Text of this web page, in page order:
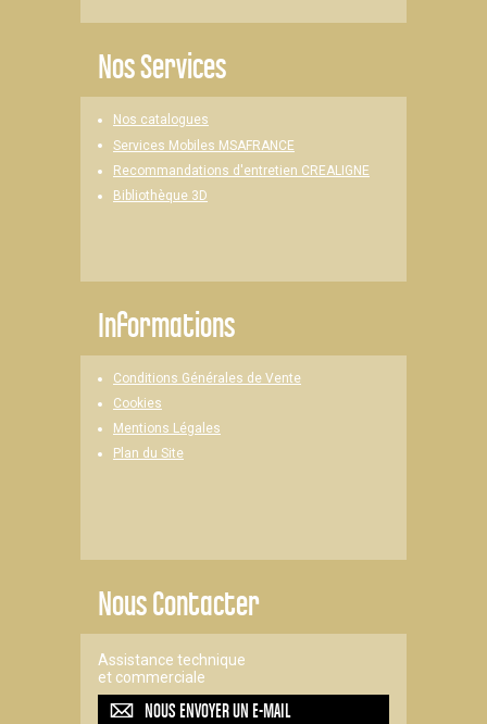
Nos Services
Nos catalogues
Services Mobiles MSAFRANCE
Recommandations d'entretien CREALIGNE
Bibliothèque 3D
Informations
Conditions Générales de Vente
Cookies
Mentions Légales
Plan du Site
Nous Contacter
Assistance technique
et commerciale
NOUS ENVOYER UNE-MAIL